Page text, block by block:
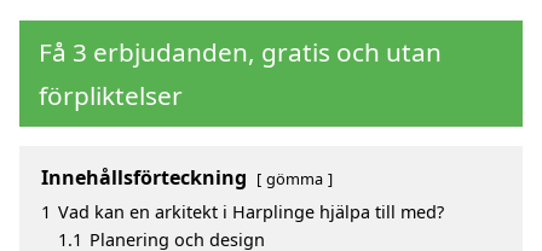
Få 3 erbjudanden, gratis och utan
förpliktelser
Innehållsförteckning gömma
1 Vad kan en arkitekt i Harplinge hjälpa till med?
1.1 Planering och design